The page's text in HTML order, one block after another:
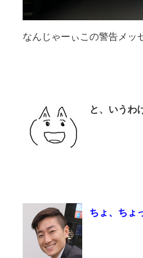
なんじゃーぃこの警告メッ
と、いうわ
ちょ、ちょ